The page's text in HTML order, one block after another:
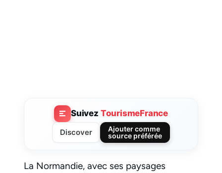
Suivez TourismeFrance
Discover
Ajouter comme
source préférée
La Normandie, avec ses paysages